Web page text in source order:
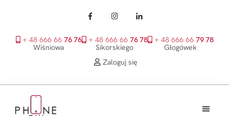
+ 48 666 66 76 76
Wiśniowa
+ 48 666 66 76 78
Sikorskiego
+ 48 666 66 79 78
Głogówek
Zaloguj się